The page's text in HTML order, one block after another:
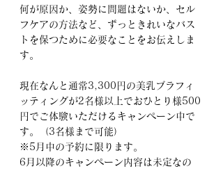
何が原因か、姿勢に問題はないか、セル
フケアの方法など、ずっときれいなバス
トを保つために必要なことをお伝えしま
す。
現在なんと通常3,300円の美乳ブラフィ
ッティングが2名様以上でおひとり様500
円でご体験いただけるキャンペーン中で
す。（3名様まで可能）
※5月中の予約に限ります。
6月以降のキャンペーン内容は未定なの